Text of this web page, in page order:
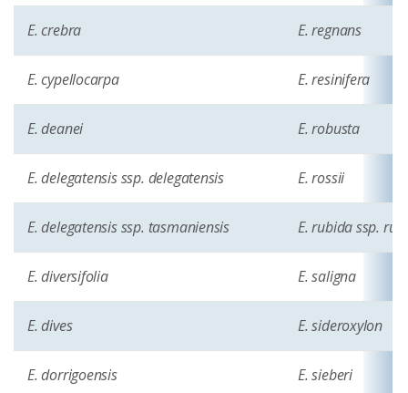
E. crebra E. regnans
E. cypellocarpa E. resinifera
E. deanei E. robusta
E. delegatensis ssp. delegatensis E. rossii
E. delegatensis ssp. tasmaniensis E. rubida ssp.
E. diversifolia E. saligna
E. dives E. sideroxylon
E. dorrigoensis E. sieberi